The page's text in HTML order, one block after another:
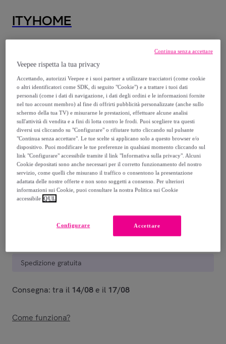
ITYHOME
Letto matrimoniale con rete 160x190
Modello: Letto matrimoniale con rete
160x190 testata dritta cemento Demas
349,00 €
848,00 €
-58%
Venduto daItyhome
Stanno terminando
Spedizione gratuita
Consegna: tra il 14/08 e il 17/08
Come funziona?
Veepee rispetta la tua privacy
Accettando, autorizzi Veepee e i suoi partner a utilizzare tracciatori (come cookie
o altri identificatori come SDK, di seguito "Cookie") e a trattare i tuoi dati
personali (come i dati di navigazione, i dati degli ordini e le informazioni fornite
nel tuo account membro) al fine di offrirti pubblicità personalizzate (anche sullo
schermo della tua TV) e misurarne le prestazioni, effettuare alcune analisi
sull'attività di vendita e a fini di lotta contro le frodi. Puoi scegliere tra questi
diversi usi cliccando su "Configurare" o rifiutare tutto cliccando sul pulsante
"Continua senza accettare". Le tue scelte si applicano solo a questo browser e/o
dispositivo. Puoi modificare le tue preferenze in qualsiasi momento cliccando sul
link "Configurare" accessibile tramite il link "Informativa sulla privacy". Alcuni
Cookie depositati sono anche necessari per il corretto funzionamento del nostro
servizio, come quelli che misurano il traffico o consentono la presentazione
adattata delle nostre offerte e non sono soggetti a consenso. Per ulteriori
informazioni sui Cookie, puoi consultare la nostra Politica sui Cookie
accessibile QUI.
Accettare
Configurare
Continua senza accettare